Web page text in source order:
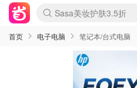
lululemon折扣上新
Sasa美妆护肤3.5折
SSENSE年中3折
FreshBeauty好价汇总
Cettire降价+叠9折
Farfetch折上8折
WWS Coles超市实拍
viagogo二手票捡漏
Myer清仓1折起
The Outnet奢牌1折起
David Jones 3折起
Flannels大牌1折
Perfumes Club护肤1折
AMIRO返校季6.2折
Oweek抽奖送Airpods
Amazon折扣汇总
eToro入金$200送$50
Amazon数码好物
ICONIC本周7.5折
ThedoubleF高奢地板价
Moose Knuckles 6折
丝芙兰5折起
EUFY官网3.7折起
Selenichast首饰2折
Trip机票酒店促销
YSL送5件彩妆礼
Amazon家居好物
BIGBANG巡演开票
David Jones时尚3折
Amazon美妆护肤
雅漾大喷$8
过敏原检测盒$33
伊索独家赠50ml沐浴露
科颜氏清仓3折
SEALIFE海洋馆门票6折
丝塔芙大白罐$16
订阅Newsletter送香薰
Cult Beauty 6.8折
Harrods圣诞日历2.3折
LN-CC奢牌私促3折
d'Alba空姐喷雾$16
EVE LOM套装逆天2折
Bernardelli独家4折
Adore Beauty 6折起
CT圣诞日历
Mytheresa奢品2.7折
Luxury Escapes 9折
Currentbody美容仪9折
卡诗9折+赠4件礼
MOON Garden Live
ALLSAINTS美衣3折
Roborock扫地机3.7折
Tingo Life水杯$24
Valentino官网5折
CR洗发护发6.3折
首页 电子电脑 笔记本/台式电脑